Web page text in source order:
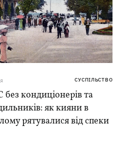
СУСПІЛЬСТВО
без кондиціонерів та
як кияни в
рятувалися від спеки